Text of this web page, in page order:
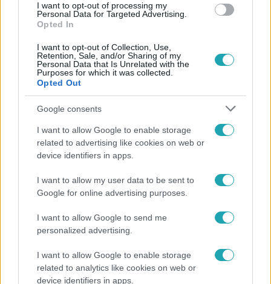
I want to opt-out of processing my
Personal Data for Targeted Advertising.
Opted In
I want to opt-out of Collection, Use,
Retention, Sale, and/or Sharing of my
Personal Data that Is Unrelated with the
Purposes for which it was collected.
Opted Out
Google consents
I want to allow Google to enable storage
related to advertising like cookies on web or
device identifiers in apps.
I want to allow my user data to be sent to
Google for online advertising purposes.
I want to allow Google to send me
personalized advertising.
I want to allow Google to enable storage
related to analytics like cookies on web or
device identifiers in apps.
Népszerű